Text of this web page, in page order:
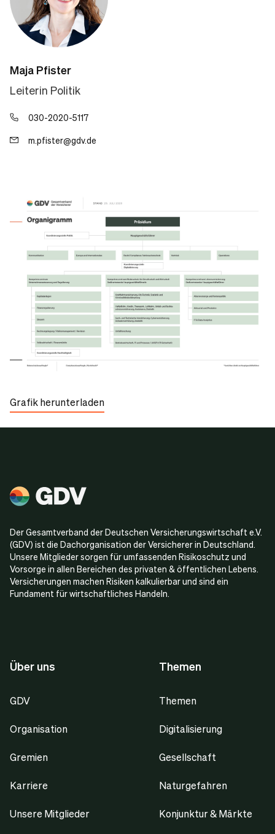
Maja Pfister
Leiterin Politik
030-2020-5117
m.pfister@gdv.de
Grafik herunterladen
Der Gesamtverband der Deutschen Versicherungswirtschaft e.V.
(GDV) ist die Dachorganisation der Versicherer in Deutschland.
Unsere Mitglieder sorgen für umfassenden Risikoschutz und
Vorsorge in allen Bereichen des privaten & öffentlichen Lebens.
Versicherungen machen Risiken kalkulierbar und sind ein
Fundament für wirtschaftliches Handeln.
Über uns
GDV
Organisation
Gremien
Karriere
Unsere Mitglieder
Themen
Themen
Digitalisierung
Gesellschaft
Naturgefahren
Konjunktur & Märkte